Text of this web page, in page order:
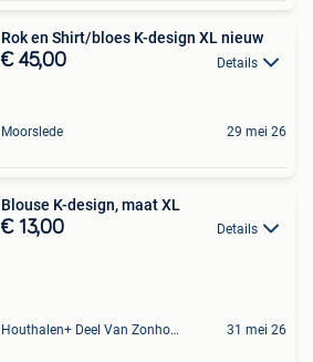
Rok en Shirt/bloes K-design XL nieuw
€ 45,00 Details
Moorslede 29 mei 26
Blouse K-design, maat XL
€ 13,00 Details
Houthalen+ Deel Van Zonhoven En Zolder 31 mei 26